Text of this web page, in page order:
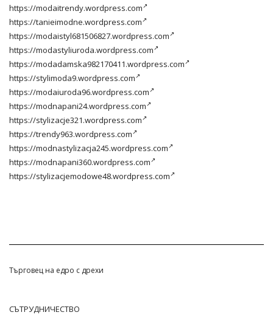
https://modaitrendy.wordpress.com
https://tanieimodne.wordpress.com
https://modaistyl681506827.wordpress.com
https://modastyliuroda.wordpress.com
https://modadamska982170411.wordpress.com
https://stylimoda9.wordpress.com
https://modaiuroda96.wordpress.com
https://modnapani24.wordpress.com
https://stylizacje321.wordpress.com
https://trendy963.wordpress.com
https://modnastylizacja245.wordpress.com
https://modnapani360.wordpress.com
https://stylizacjemodowe48.wordpress.com
Търговец на едро с дрехи
СЪТРУДНИЧЕСТВО